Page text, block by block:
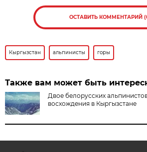
ОСТАВИТЬ КОММЕНТАРИЙ
Кыргызстан альпинисты горы
Также вам может быть
Двое белорусских
восхождения в Кыргызстане